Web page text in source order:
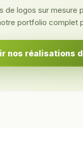
de logos sur
portfolio complet
nos réalisations